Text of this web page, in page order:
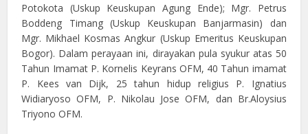
Potokota (Uskup Keuskupan Agung Ende); Mgr. Petrus
Boddeng Timang (Uskup Keuskupan Banjarmasin) dan
Mgr. Mikhael Kosmas Angkur (Uskup Emeritus Keuskupan
Bogor). Dalam perayaan ini, dirayakan pula syukur atas 50
Tahun Imamat P. Kornelis Keyrans OFM, 40 Tahun imamat
P. Kees van Dijk, 25 tahun hidup religius P. Ignatius
Widiaryoso OFM, P. Nikolau Jose OFM, dan Br.Aloysius
Triyono OFM.